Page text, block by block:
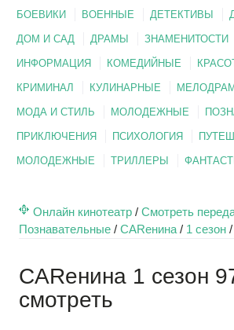
БОЕВИКИ ВОЕННЫЕ ДЕТЕКТИВЫ
ДОМ И САД ДРАМЫ ЗНАМЕНИТОСТИ
ИНФОРМАЦИЯ КОМЕДИЙНЫЕ
КРИМИНАЛ КУЛИНАРНЫЕ
МОДА И СТИЛЬ МОЛОДЕЖНЫЕ
ПРИКЛЮЧЕНИЯ ПСИХОЛОГИЯ
МОЛОДЕЖНЫЕ ТРИЛЛЕРЫ
Онлайн кинотеатр / Смотреть
Познавательные / CARенина / 1 сезон /
CARенина 1 сезон
смотреть